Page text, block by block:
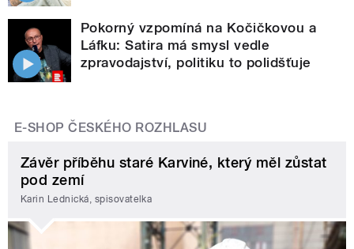
Pokorný vzpomíná na Kočičkovou a
Láfku: Satira má smysl vedle
zpravodajství, politiku to polidšťuje
E-SHOP ČESKÉHO ROZHLASU
Závěr příběhu staré Karviné, který měl zůstat
pod zemí
Karin Lednická, spisovatelka